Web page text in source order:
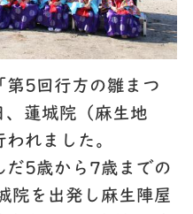
第5回行方の雛まつ
蓮城院（麻生地
れました。
だ5歳から7歳までの
院を出発し麻生陣屋